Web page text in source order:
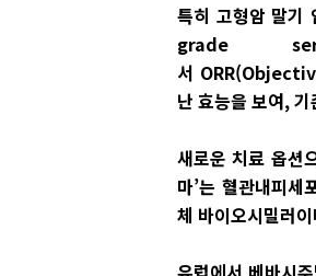
특히 고형암 말기
grade
서
난 효능을 보여,
새로운 치료 옵션
마’는 혈관내피
체 바이오시밀러